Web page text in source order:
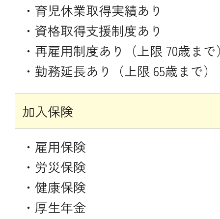
・育児休業取得実績あり
・資格取得支援制度あり
・再雇用制度あり（上限 70歳まで
・勤務延長あり（上限 65歳まで）
加入保険
・雇用保険
・労災保険
・健康保険
・厚生年金